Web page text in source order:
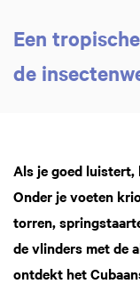
Een
de
Als je goed
Onder je voeten
torren,
de vlinders met de
ontdekt het